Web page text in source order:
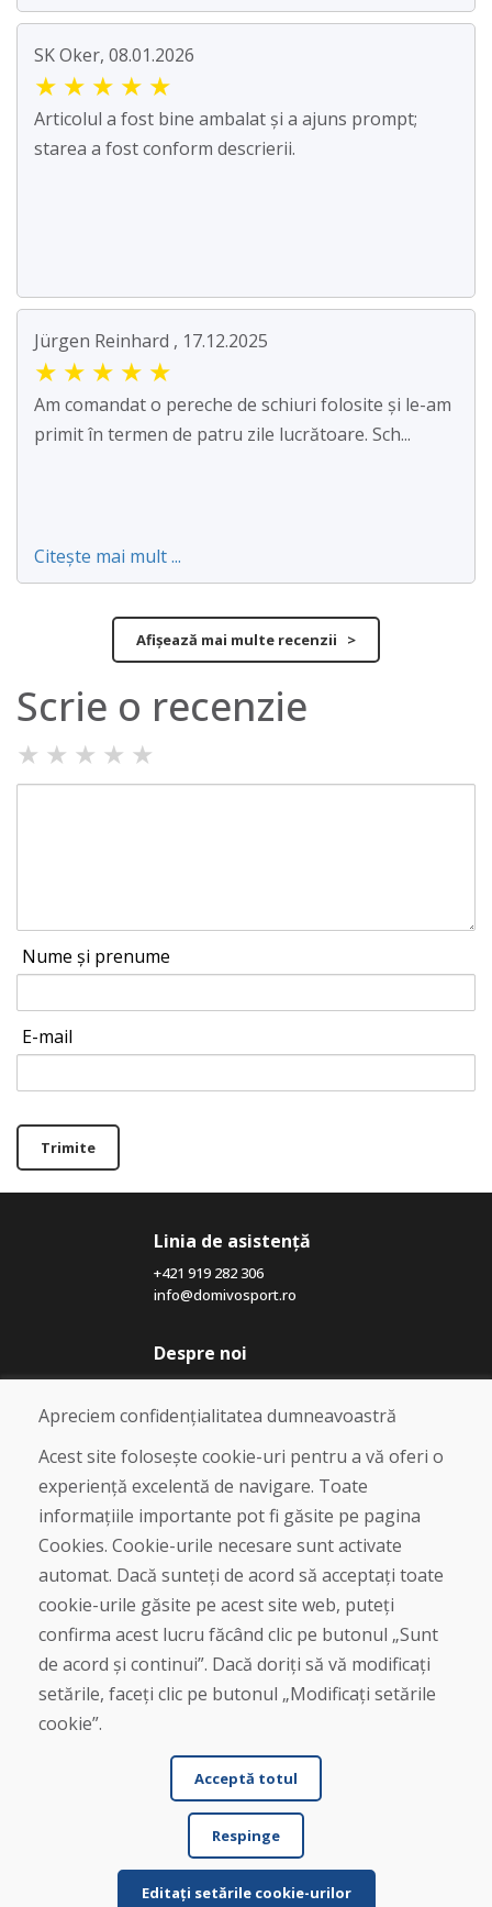
SK Oker, 08.01.2026
★ ★ ★ ★ ★
Articolul a fost bine ambalat și a ajuns prompt;
starea a fost conform descrierii.
Jürgen Reinhard , 17.12.2025
★ ★ ★ ★ ★
Am comandat o pereche de schiuri folosite și le-am
primit în termen de patru zile lucrătoare. Sch...
Citește mai mult ...
Afișează mai multe recenzii >
Scrie o recenzie
★ ★ ★ ★ ★
Nume și prenume
E-mail
Trimite
Linia de asistență
+421 919 282 306
info@domivosport.ro
Despre noi
Blog
Despre noi
Magazin
Contact
Cumpărare
Magazin online
Livrare și plată
Plângere
Retur și schimb de mărfuri
Protecția datelor cu caracter personal
Cookies
© DOMIVOSPORT 2026, Toate drepturile rezervate
Apreciem confidențialitatea dumneavoastră
Acest site folosește cookie-uri pentru a vă oferi o
experiență excelentă de navigare. Toate
informațiile importante pot fi găsite pe pagina
Cookies. Cookie-urile necesare sunt activate
automat. Dacă sunteți de acord să acceptați toate
cookie-urile găsite pe acest site web, puteți
confirma acest lucru făcând clic pe butonul „Sunt
de acord și continui”. Dacă doriți să vă modificați
setările, faceți clic pe butonul „Modificați setările
cookie”.
Acceptă totul
Respinge
Editați setările cookie-urilor